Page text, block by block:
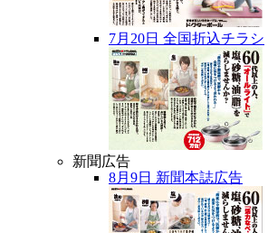
7月20日 全国折込チラシ
新聞広告
8月9日 新聞本誌広告